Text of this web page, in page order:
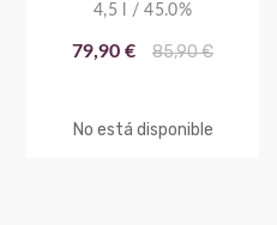
4,5 l / 45.0%
79,90 € 85,90 €
No está disponible